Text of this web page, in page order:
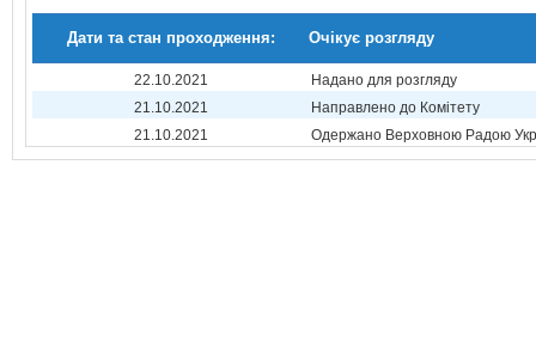
Дати та стан проходження: Очікує розгляду
22.10.2021
Надано для розгляду
21.10.2021
Направлено до Комітету
21.10.2021
Одержано Верховною Радою